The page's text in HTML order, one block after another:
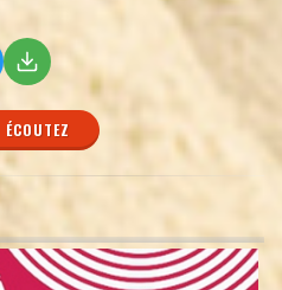
ÉCOUTEZ